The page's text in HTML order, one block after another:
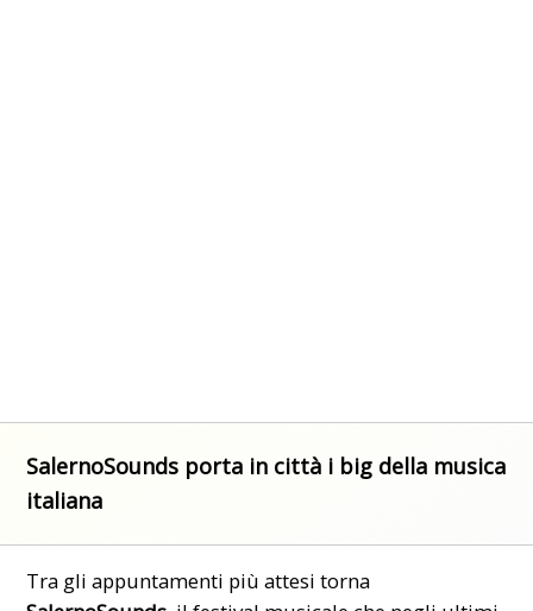
SalernoSounds porta in città i big della musica
italiana
Tra gli appuntamenti più attesi torna